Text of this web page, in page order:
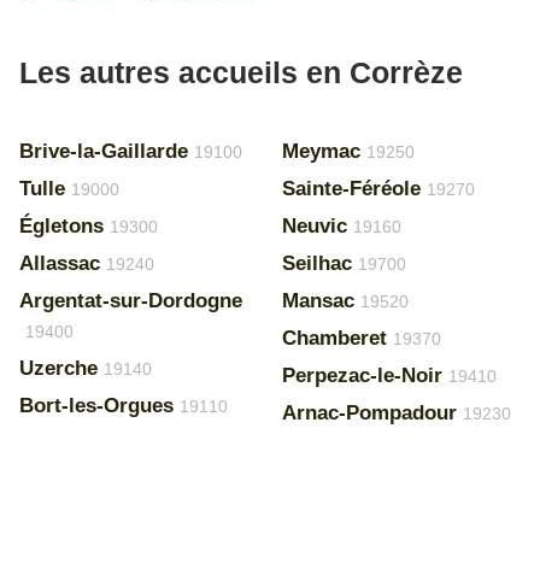
Les autres accueils en Corrèze
Brive-la-Gaillarde 19100
Tulle 19000
Égletons 19300
Allassac 19240
Argentat-sur-Dordogne
19400
Uzerche 19140
Bort-les-Orgues 19110
Meymac 19250
Sainte-Féréole 19270
Neuvic 19160
Seilhac 19700
Mansac 19520
Chamberet 19370
Perpezac-le-Noir 19410
Arnac-Pompadour 19230